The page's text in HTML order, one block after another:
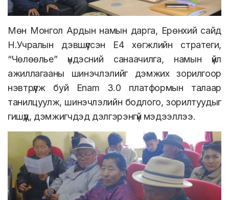
Мөн Монгол Ардын намын дарга, Ерөнхий сайд
Н.Учралын дэвшүүлсэн Е4 хөгжлийн стратеги,
“Чөлөөлье” үндэсний санаачилга, намын үйл
ажиллагааны шинэчлэлийг дэмжих зорилгоор
нэвтрүүлж буй Enam 3.0 платформын талаар
танилцуулж, шинэчлэлийн бодлого, зорилтуудыг
гишүүд, дэмжигчдэд дэлгэрэнгүй мэдээллээ.